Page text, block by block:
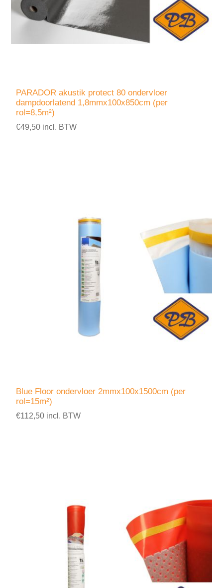
PARADOR akustik protect 80 ondervloer
dampdoorlatend 1,8mmx100x850cm (per
rol=8,5m²)
€49,50 incl. BTW
Blue Floor ondervloer 2mmx100x1500cm (per
rol=15m²)
€112,50 incl. BTW